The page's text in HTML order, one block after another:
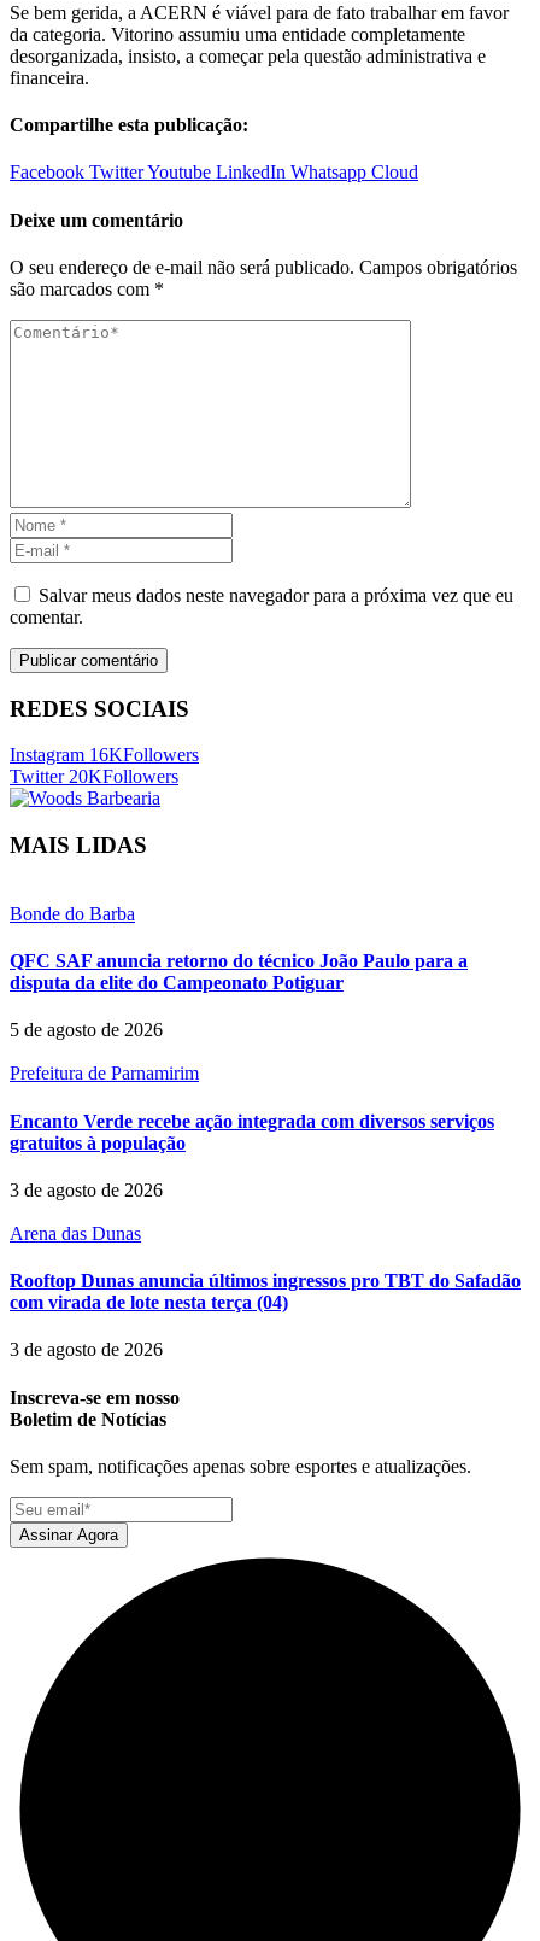
Se bem gerida, a ACERN é viável para de fato trabalhar em favor
da categoria. Vitorino assumiu uma entidade completamente
desorganizada, insisto, a começar pela questão administrativa e
financeira.
Compartilhe esta publicação:
Facebook TwitterYoutube LinkedIn Whatsapp Cloud
Deixe um comentário
O seu endereço de e-mail não será publicado. Campos obrigatórios
são marcados com *
Salvar meus dados neste navegador para a próxima vez que eu
comentar.
REDES SOCIAIS
Instagram 16KFollowers
Twitter 20KFollowers
MAIS LIDAS
Bonde do Barba
QFC SAF anuncia retorno do técnico João Paulo para a
disputa da elite do Campeonato Potiguar
5 de agosto de 2026
Prefeitura de Parnamirim
Encanto Verde recebe ação integrada com diversos serviços
gratuitos à população
3 de agosto de 2026
Arena das Dunas
Rooftop Dunas anuncia últimos ingressos pro TBT do Safadão
com virada de lote nesta terça (04)
3 de agosto de 2026
Inscreva-se em nosso
Boletim de Notícias
Sem spam, notificações apenas sobre esportes e atualizações.
Assinar Agora